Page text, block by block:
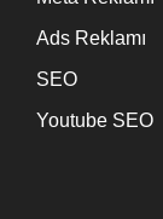
Ads Reklamı
SEO
Youtube SEO